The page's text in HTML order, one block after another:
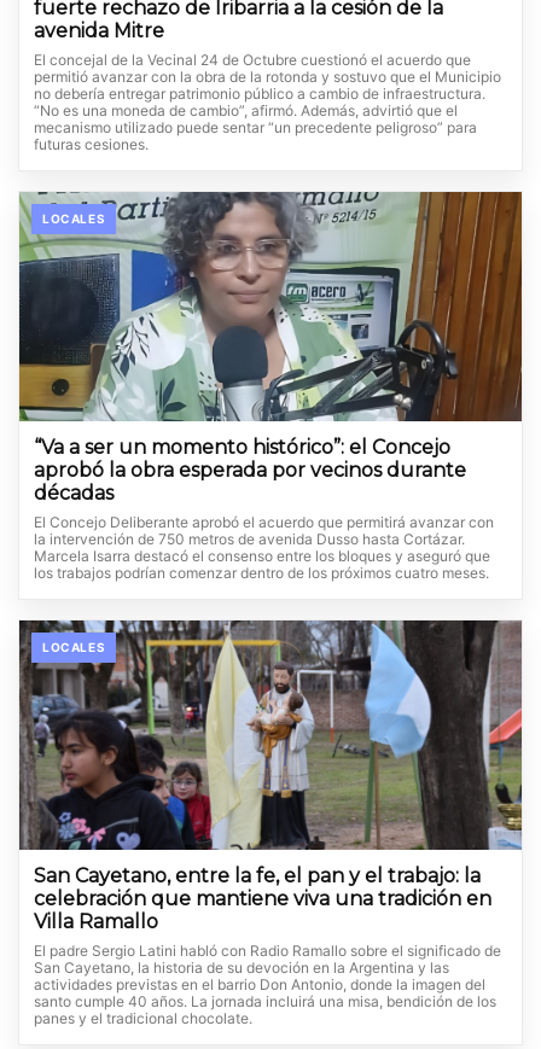
fuerte rechazo de Iribarria a la cesión de la
avenida Mitre
El concejal de la Vecinal 24 de Octubre cuestionó el acuerdo que
permitió avanzar con la obra de la rotonda y sostuvo que el Municipio
no debería entregar patrimonio público a cambio de infraestructura.
“No es una moneda de cambio”, afirmó. Además, advirtió que el
mecanismo utilizado puede sentar “un precedente peligroso” para
futuras cesiones.
LOCALES
“Va a ser un momento histórico”: el Concejo
aprobó la obra esperada por vecinos durante
décadas
El Concejo Deliberante aprobó el acuerdo que permitirá avanzar con
la intervención de 750 metros de avenida Dusso hasta Cortázar.
Marcela Isarra destacó el consenso entre los bloques y aseguró que
los trabajos podrían comenzar dentro de los próximos cuatro meses.
LOCALES
San Cayetano, entre la fe, el pan y el trabajo: la
celebración que mantiene viva una tradición en
Villa Ramallo
El padre Sergio Latini habló con Radio Ramallo sobre el significado de
San Cayetano, la historia de su devoción en la Argentina y las
actividades previstas en el barrio Don Antonio, donde la imagen del
santo cumple 40 años. La jornada incluirá una misa, bendición de los
panes y el tradicional chocolate.